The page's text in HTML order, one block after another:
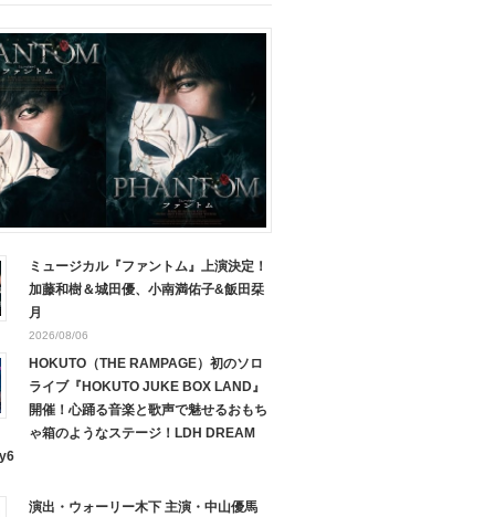
ミュージカル『ファントム』上演決定！
加藤和樹＆城田優、小南満佑子&飯田栞
月
2026/08/06
HOKUTO（THE RAMPAGE）初のソロ
ライブ『HOKUTO JUKE BOX LAND』
開催！心踊る音楽と歌声で魅せるおもち
ゃ箱のようなステージ！LDH DREAM
演出・ウォーリー木下 主演・中山優馬